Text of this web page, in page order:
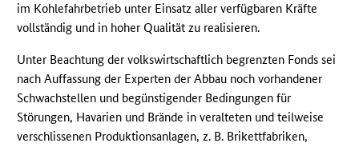
im Kohlefahrbetrieb unter Einsatz aller verfügbaren Kräfte
vollständig und in hoher Qualität zu realisieren.
Unter Beachtung der volkswirtschaftlich begrenzten Fonds sei
nach Auffassung der Experten der Abbau noch vorhandener
Schwachstellen und begünstigender Bedingungen für
Störungen, Havarien und Brände in veralteten und teilweise
verschlissenen Produktionsanlagen, z. B. Brikettfabriken,